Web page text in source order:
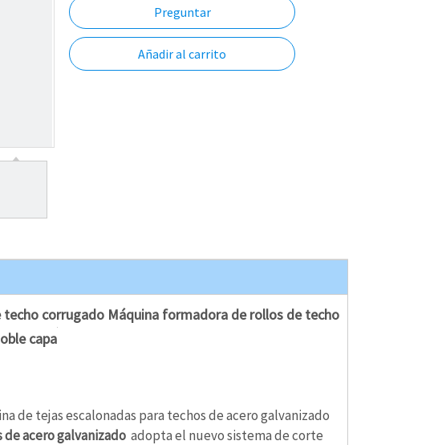
Preguntar
Añadir al carrito
corrugado Máquina formadora de rollos de techo
capa
de tejas escalonadas para techos de acero galvanizado
acero galvanizado adopta el nuevo sistema de corte